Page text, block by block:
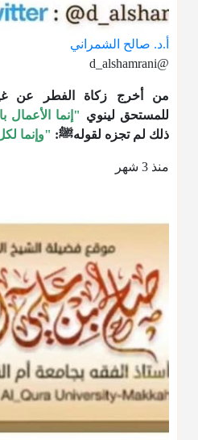
أ.د. صالح الشمراني
@d_alshamrani
من أخرج زكاة الفطر عن
للمستحق لينوي "إنما الأعمال
ذلك لم تجزه لقولهﷺ: "وإنما
منذ 3 شهر